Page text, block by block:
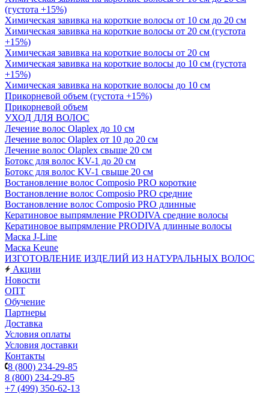
(густота +15%)
Химическая завивка на короткие волосы от 10 см до 20 см
Химическая завивка на короткие волосы от 20 см (густота
+15%)
Химическая завивка на короткие волосы от 20 см
Химическая завивка на короткие волосы до 10 см (густота
+15%)
Химическая завивка на короткие волосы до 10 см
Прикорневой объем (густота +15%)
Прикорневой объем
УХОД ДЛЯ ВОЛОС
Лечение волос Olapleх до 10 см
Лечение волос Olapleх от 10 до 20 см
Лечение волос Olapleх свыше 20 см
Ботокс для волос KV-1 до 20 см
Ботокс для волос KV-1 свыше 20 см
Востановление волос Composio PRO короткие
Востановление волос Composio PRO средние
Востановление волос Composio PRO длинные
Кератиновое выпрямление PRODIVA средние волосы
Кератиновое выпрямление PRODIVA длинные волосы
Маска J-Line
Маска Keune
ИЗГОТОВЛЕНИЕ ИЗДЕЛИЙ ИЗ НАТУРАЛЬНЫХ ВОЛОС
Акции
Новости
ОПТ
Обучение
Партнеры
Доставка
Условия оплаты
Условия доставки
Контакты
8 (800) 234-29-85
8 (800) 234-29-85
+7 (499) 350-62-13